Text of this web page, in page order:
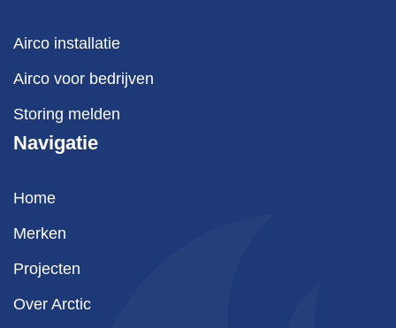
Airco installatie
Airco voor bedrijven
Storing melden
Navigatie
Home
Merken
Projecten
Over Arctic